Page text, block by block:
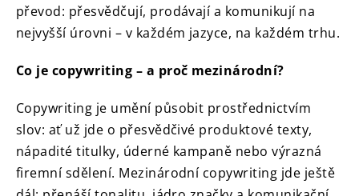
převod: přesvědčují, prodávají a komunikují na
nejvyšší úrovni – v každém jazyce, na každém trhu.
Co je copywriting – a proč mezinárodní?
Copywriting je umění působit prostřednictvím
slov: ať už jde o přesvědčivé produktové texty,
nápadité titulky, úderné kampaně nebo výrazná
firemní sdělení. Mezinárodní copywriting jde ještě